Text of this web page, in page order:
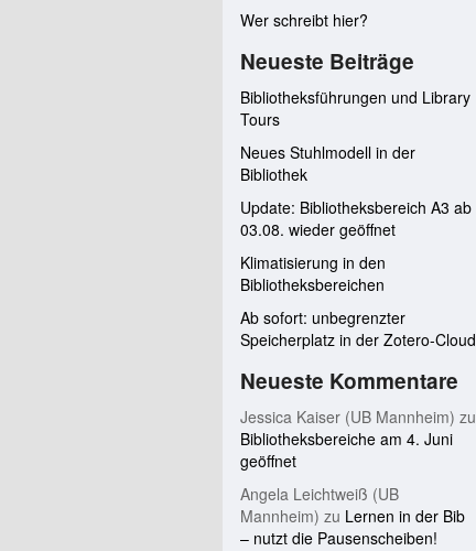
Wer schreibt hier?
Neueste Beiträge
Bibliotheksführungen und Library
Tours
Neues Stuhlmodell in der
Bibliothek
Update: Bibliotheksbereich A3 ab
03.08. wieder geöffnet
Klimatisierung in den
Bibliotheksbereichen
Ab sofort: unbegrenzter
Speicherplatz in der Zotero-Cloud
Neueste Kommentare
Jessica Kaiser (UB Mannheim) zu
Bibliotheksbereiche am 4. Juni
geöffnet
Angela Leichtweiß (UB
Mannheim) zu Lernen in der Bib
– nutzt die Pausenscheiben!